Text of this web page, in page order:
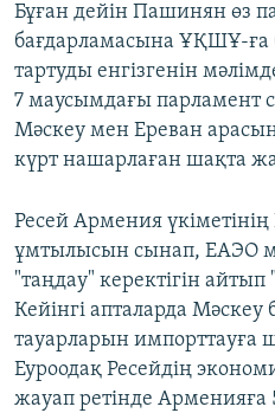
Бұған дейін Пашинян өз
бағдарламасына ҰҚШҰ-ға
тартуды енгізгенін
7 маусымдағы парламент
Мәскеу мен Ереван
күрт нашарлаған шақта
Ресей Армения
ұмтылысын сынап, ЕАЭО
"таңдау" керектігін
Кейінгі апталарда Мәскеу
тауарларын импорттауға
Еуроодақ Ресейдің
жауап ретінде